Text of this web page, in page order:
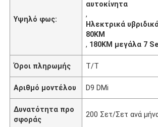
Υψηλό φως:
αυτοκίνητα
,
Ηλεκτρικά
80KM
, 180KM μεγάλα 7
Όροι πληρωμής T/T
Αριθμό μοντέλου D9 DMi
Δυνατότητα προ
σφοράς
200 Σετ/Σετ ανά